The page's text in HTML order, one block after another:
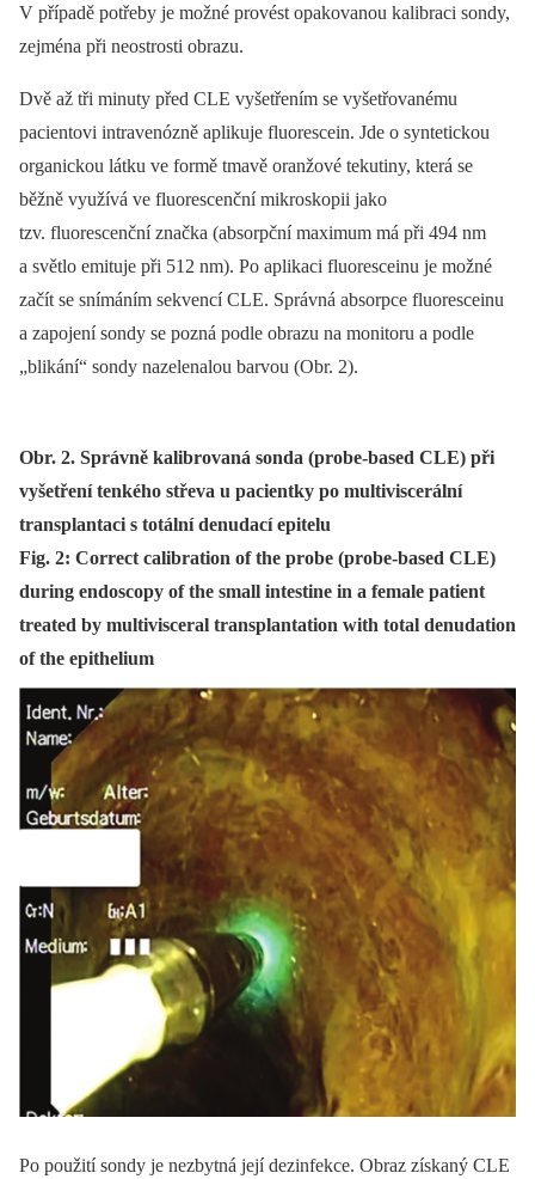
V případě potřeby je možné provést opakovanou kalibraci sondy,
zejména při neostrosti obrazu.
Dvě až tři minuty před CLE vyšetřením se vyšetřovanému
pacientovi intravenózně aplikuje fluorescein. Jde o syntetickou
organickou látku ve formě tmavě oranžové tekutiny, která se
běžně využívá ve fluorescenční mikroskopii jako
tzv. fluorescenční značka (absorpční maximum má při 494 nm
a světlo emituje při 512 nm). Po aplikaci fluoresceinu je možné
začít se snímáním sekvencí CLE. Správná absorpce fluoresceinu
a zapojení sondy se pozná podle obrazu na monitoru a podle
„blikání“ sondy nazelenalou barvou (Obr. 2).
Obr. 2. Správně kalibrovaná sonda (probe-based CLE) při
vyšetření tenkého střeva u pacientky po multiviscerální
transplantaci s totální denudací epitelu
Fig. 2: Correct calibration of the probe (probe-based CLE)
during endoscopy of the small intestine in a female patient
treated by multivisceral transplantation with total denudation
of the epithelium
Po použití sondy je nezbytná její dezinfekce. Obraz získaný CLE